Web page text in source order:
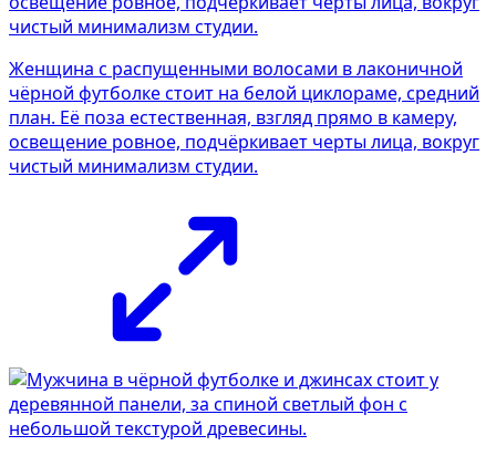
Женщина с распущенными волосами в лаконичной
чёрной футболке стоит на белой циклораме, средний
план. Её поза естественная, взгляд прямо в камеру,
освещение ровное, подчёркивает черты лица, вокруг
чистый минимализм студии.